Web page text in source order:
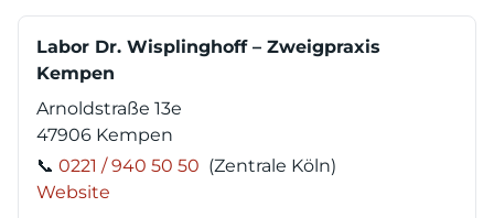
Labor Dr. Wisplinghoff – Zweigpraxis
Kempen
Arnoldstraße 13e
47906 Kempen
📞 0221 / 940 50 50 (Zentrale Köln)
Website